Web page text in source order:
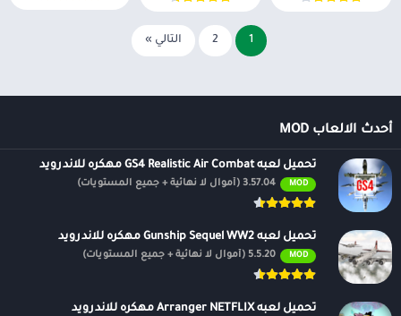
1
2 التالي »
أحدث الالعاب MOD
تحميل لعبه GS4 Realistic Air Combat مهكره للاندرويد
MOD 3.57.04 (أموال لا نهائية + جميع المستويات)
تحميل لعبه Gunship Sequel WW2 مهكره للاندرويد
MOD 5.5.20 (أموال لا نهائية + جميع المستويات)
تحميل لعبه Arranger NETFLIX مهكره للاندرويد